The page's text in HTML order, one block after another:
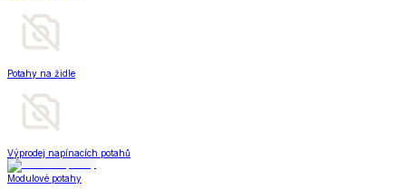
Potahy na židle
Výprodej napínacích potahů
Modulové potahy